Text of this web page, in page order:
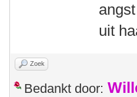
uit
Zoek
Bedankt door: